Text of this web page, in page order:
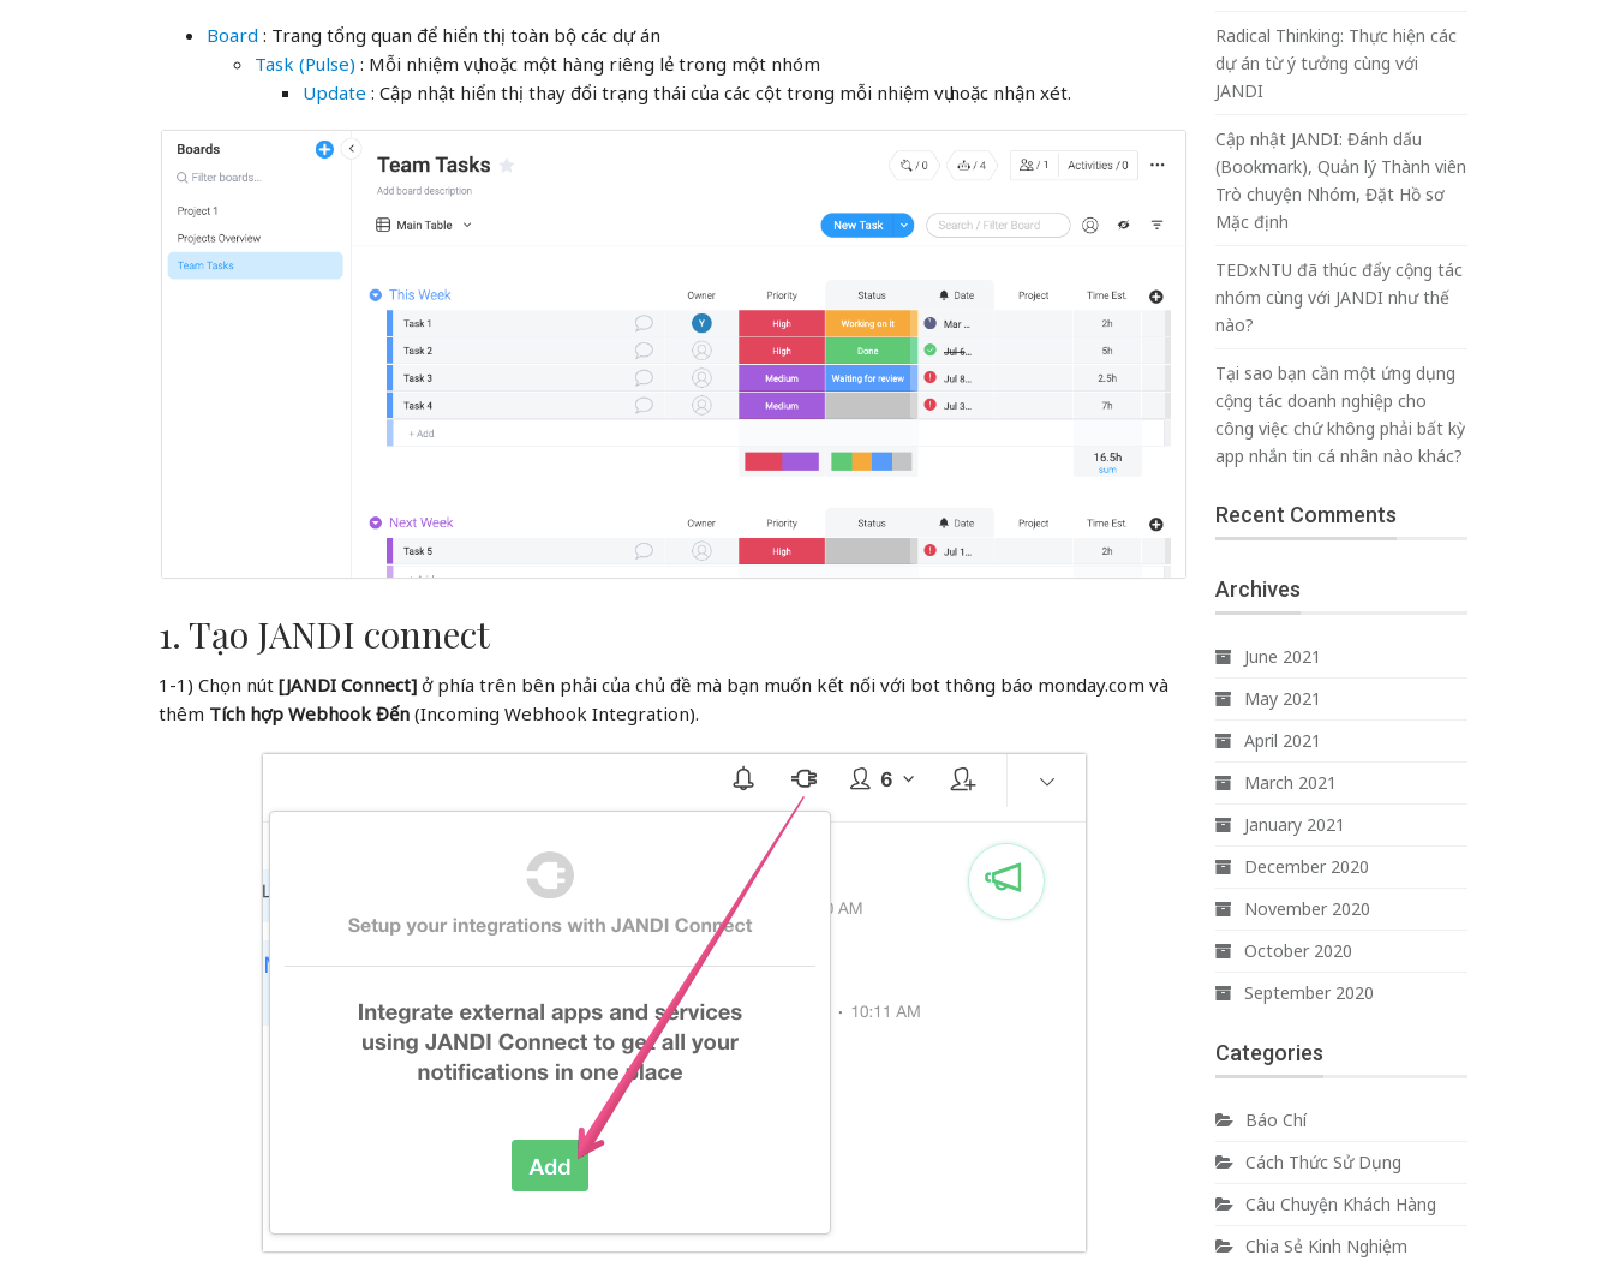
Board : Trang tổng quan để hiển thị toàn bộ các dự án
Task (Pulse) : Mỗi nhiệm vụ hoặc một hàng riêng lẻ trong một nhóm
Update : Cập nhật hiển thị thay đổi trạng thái của các cột trong mỗi nhiệm vụ hoặc nhận xét.
1. Tạo JANDI connect
1-1) Chọn nút [JANDI Connect] ở phía trên bên phải của chủ đề mà bạn muốn kết nối với bot thông báo monday.com và
thêm Tích hợp Webhook Đến (Incoming Webhook Integration).
Radical Thinking: Thực hiện các
dự án từ ý tưởng cùng với
JANDI
Cập nhật JANDI: Đánh dấu
(Bookmark), Quản lý Thành viên
Trò chuyện Nhóm, Đặt Hồ sơ
Mặc định
TEDxNTU đã thúc đẩy cộng tác
nhóm cùng với JANDI như thế
nào?
Tại sao bạn cần một ứng dụng
cộng tác doanh nghiệp cho
công việc chứ không phải bất kỳ
app nhắn tin cá nhân nào khác?
Recent Comments
Archives
June 2021
May 2021
April 2021
March 2021
January 2021
December 2020
November 2020
October 2020
September 2020
Categories
Báo Chí
Cách Thức Sử Dụng
Câu Chuyện Khách Hàng
Chia Sẻ Kinh Nghiệm